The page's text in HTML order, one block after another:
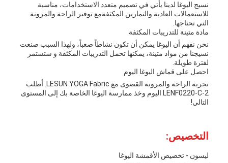
نسيج اليوغا لدينا يأتي في تصميم متعدد الاستخدامات، مناسبة
للاستعمالات العادية والتمارين المكثفةمع توفير الراحة والمرونة
التي تحتاجها.
مادة متينة للتدريبات المكثفة
نحن نفهم أن اليوغا يمكن أن تكون نشاطاً صعباً، ولهذا السبب صنعت
نسيجنا من مواد متينة، يمكنها تحمل التدريبات المكثفة و ستستمر
لفترة طويلة.
احصل على قماش اليوغا اليوم
تجربة الراحة والمرونة القصوى مع LESUN YOGA Fabric. أطلب
LENF0220-C-2 اليوم وخذ ممارسة اليوغا الخاصة بك إلى المستوى
التالي!
التخصيص:
ليسون - تخصيص الأقمشة اليوغا